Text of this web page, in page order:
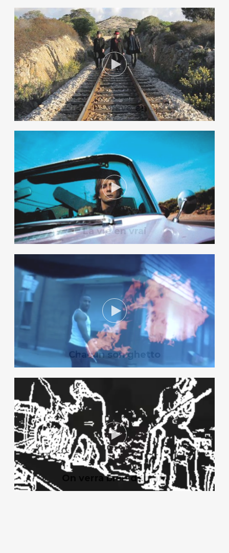
Rien de grave en soi
La vie en vrai
Chacun son ghetto
On verra bien demain